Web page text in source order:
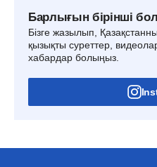
Барлығын бірінші
Бізге жазылып,
қызықты суреттер,
хабардар болыңыз.